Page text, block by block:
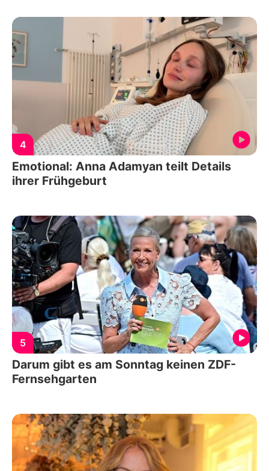
4
Emotional: Anna Adamyan teilt Details
ihrer Frühgeburt
5
Darum gibt es am Sonntag keinen ZDF-
Fernsehgarten